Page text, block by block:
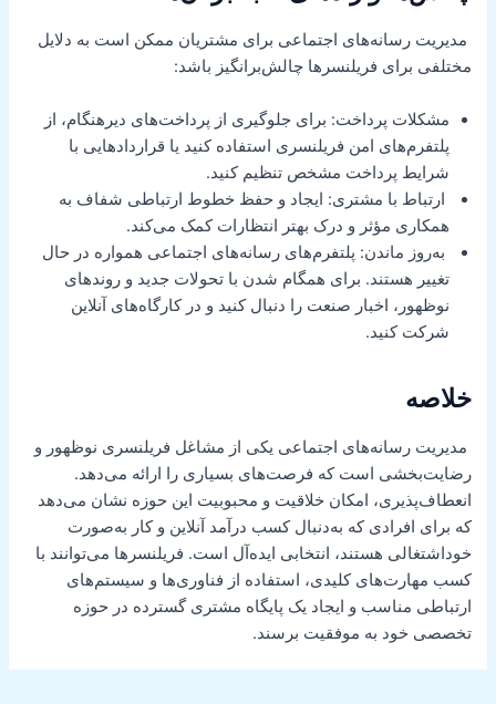
مدیریت رسانه‌های اجتماعی برای مشتریان ممکن است به دلایل
مختلفی برای فریلنسرها چالش‌برانگیز باشد:
مشکلات پرداخت: برای جلوگیری از پرداخت‌های دیرهنگام، از
پلتفرم‌های امن فریلنسری استفاده کنید یا قراردادهایی با
شرایط پرداخت مشخص تنظیم کنید.
ارتباط با مشتری: ایجاد و حفظ خطوط ارتباطی شفاف به
همکاری مؤثر و درک بهتر انتظارات کمک می‌کند.
به‌روز ماندن: پلتفرم‌های رسانه‌های اجتماعی همواره در حال
تغییر هستند. برای همگام شدن با تحولات جدید و روندهای
نوظهور، اخبار صنعت را دنبال کنید و در کارگاه‌های آنلاین
شرکت کنید.
خلاصه
مدیریت رسانه‌های اجتماعی یکی از مشاغل فریلنسری نوظهور و
رضایت‌بخشی است که فرصت‌های بسیاری را ارائه می‌دهد.
انعطاف‌پذیری، امکان خلاقیت و محبوبیت این حوزه نشان می‌دهد
که برای افرادی که به‌دنبال کسب درآمد آنلاین و کار به‌صورت
خوداشتغالی هستند، انتخابی ایده‌آل است. فریلنسرها می‌توانند با
کسب مهارت‌های کلیدی، استفاده از فناوری‌ها و سیستم‌های
ارتباطی مناسب و ایجاد یک پایگاه مشتری گسترده در حوزه
تخصصی خود به موفقیت برسند.